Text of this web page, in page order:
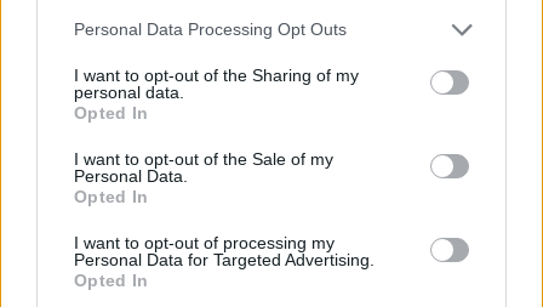
Personal Data Processing Opt Outs
I want to opt-out of the Sharing of my
personal data.
Opted In
I want to opt-out of the Sale of my
Personal Data.
Opted In
I want to opt-out of processing my
Personal Data for Targeted Advertising.
Opted In
ισορροπημένος.
Κασσελάκης: Ζούσα τη ζωή μου σαν
ένας απλός πολίτης και το
εκμεταλλεύτηκαν αλλά τώρα τέλος.
Μπουτάρης: Δεν είσαι απλός πολίτης